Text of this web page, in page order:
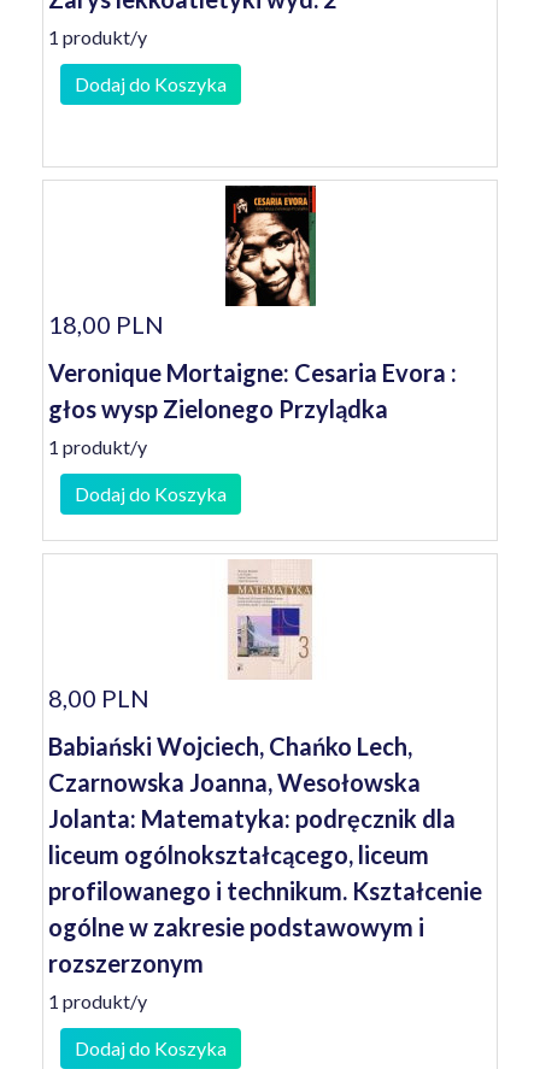
1 produkt/y
Dodaj do Koszyka
18,00 PLN
Veronique Mortaigne: Cesaria Evora :
głos wysp Zielonego Przylądka
1 produkt/y
Dodaj do Koszyka
8,00 PLN
Babiański Wojciech, Chańko Lech,
Czarnowska Joanna, Wesołowska
Jolanta: Matematyka: podręcznik dla
liceum ogólnokształcącego, liceum
profilowanego i technikum. Kształcenie
ogólne w zakresie podstawowym i
rozszerzonym
1 produkt/y
Dodaj do Koszyka